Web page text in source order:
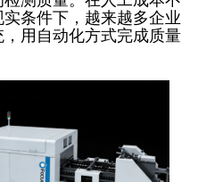
条件下，越来越多企业
用自动化方式完成质量